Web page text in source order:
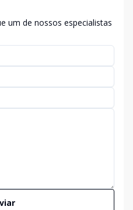
um de nossos especialistas